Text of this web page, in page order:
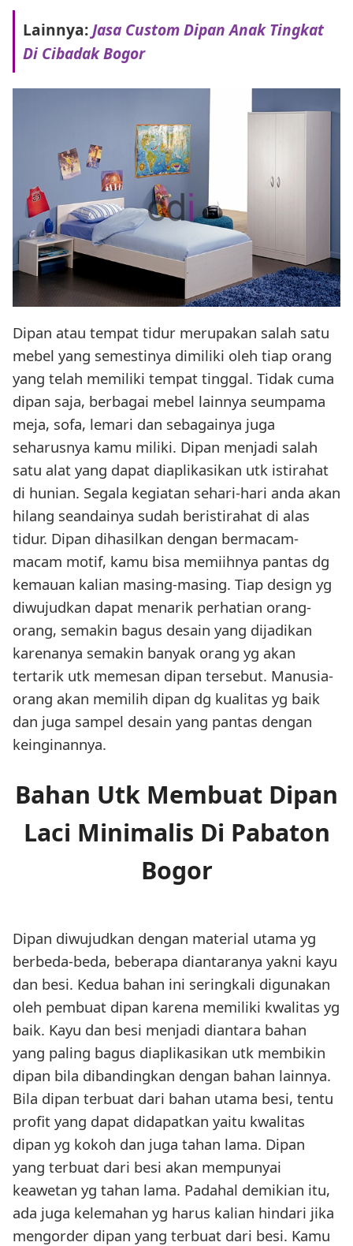
Lainnya:Jasa Custom Dipan Anak Tingkat
Di Cibadak Bogor
Dipan atau tempat tidur merupakan salah satu
mebel yang semestinya dimiliki oleh tiap orang
yang telah memiliki tempat tinggal. Tidak cuma
dipan saja, berbagai mebel lainnya seumpama
meja, sofa, lemari dan sebagainya juga
seharusnya kamu miliki. Dipan menjadi salah
satu alat yang dapat diaplikasikan utk istirahat
di hunian. Segala kegiatan sehari-hari anda akan
hilang seandainya sudah beristirahat di alas
tidur. Dipan dihasilkan dengan bermacam-
macam motif, kamu bisa memiihnya pantas dg
kemauan kalian masing-masing. Tiap design yg
diwujudkan dapat menarik perhatian orang-
orang, semakin bagus desain yang dijadikan
karenanya semakin banyak orang yg akan
tertarik utk memesan dipan tersebut. Manusia-
orang akan memilih dipan dg kualitas yg baik
dan juga sampel desain yang pantas dengan
keinginannya.
Bahan Utk Membuat Dipan
Laci Minimalis Di Pabaton
Bogor
Dipan diwujudkan dengan material utama yg
berbeda-beda, beberapa diantaranya yakni kayu
dan besi. Kedua bahan ini seringkali digunakan
oleh pembuat dipan karena memiliki kwalitas yg
baik. Kayu dan besi menjadi diantara bahan
yang paling bagus diaplikasikan utk membikin
dipan bila dibandingkan dengan bahan lainnya.
Bila dipan terbuat dari bahan utama besi, tentu
profit yang dapat didapatkan yaitu kwalitas
dipan yg kokoh dan juga tahan lama. Dipan
yang terbuat dari besi akan mempunyai
keawetan yg tahan lama. Padahal demikian itu,
ada juga kelemahan yg harus kalian hindari jika
mengorder dipan yang terbuat dari besi. Kamu